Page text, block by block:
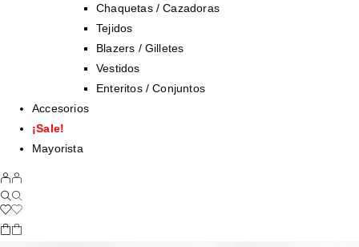
Chaquetas / Cazadoras
Tejidos
Blazers / Gilletes
Vestidos
Enteritos / Conjuntos
Accesorios
¡Sale!
Mayorista